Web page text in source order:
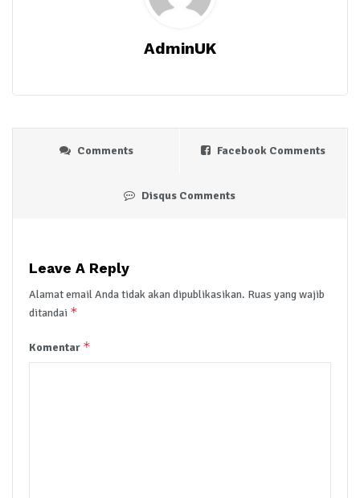
AdminUK
Comments Facebook Comments
Disqus Comments
Leave A Reply
Alamat email Anda tidak akan dipublikasikan. Ruas yang wajib
ditandai *
Komentar *